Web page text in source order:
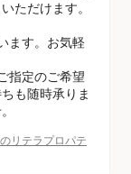
ただけます。
ます。お気軽
指定のご希望
も随時承りま
リテラプロパテ